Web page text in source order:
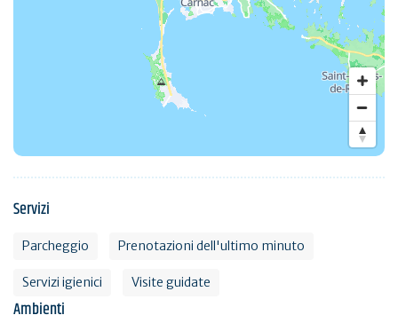
Servizi
Parcheggio Prenotazioni dell'ultimo minuto
Servizi igienici Visite guidate
Ambienti